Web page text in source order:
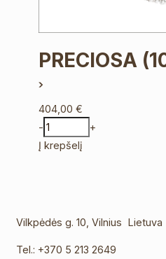
PRECIOSA
404,00€
-
+
Į krepšelį
Vilkpėdės g. 10, Vilnius Lietuva
Tel.: +370 5 213 2649